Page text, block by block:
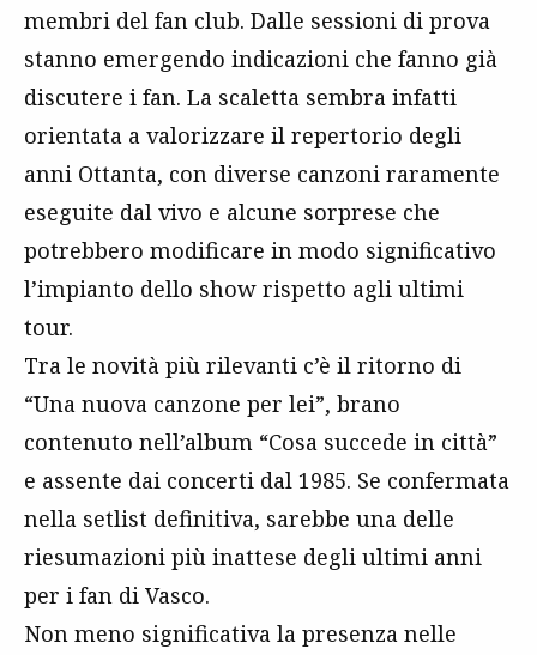
membri del fan club. Dalle sessioni di prova
stanno emergendo indicazioni che fanno già
discutere i fan. La scaletta sembra infatti
orientata a valorizzare il repertorio degli
anni Ottanta, con diverse canzoni raramente
eseguite dal vivo e alcune sorprese che
potrebbero modificare in modo significativo
l’impianto dello show rispetto agli ultimi
tour.
Tra le novità più rilevanti c’è il ritorno di
“Una nuova canzone per lei”, brano
contenuto nell’album “Cosa succede in città”
e assente dai concerti dal 1985. Se confermata
nella setlist definitiva, sarebbe una delle
riesumazioni più inattese degli ultimi anni
per i fan di Vasco.
Non meno significativa la presenza nelle